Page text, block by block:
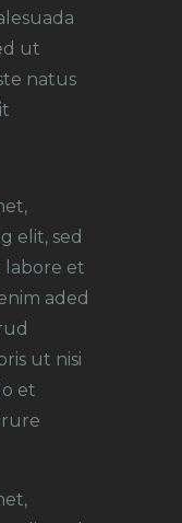
ut
natus
elit, sed
et
aded
ut nisi
et